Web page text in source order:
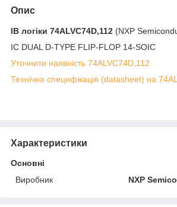
Опис
ІВ логіки 74ALVC74D,112 (NXP
IC DUAL D-TYPE FLIP-FLOP 14-SOIC
Уточнити наявність 74ALVC74D,112
Технічна специфікація (datasheet) на
Характеристики
Основні
Виробник
NXP